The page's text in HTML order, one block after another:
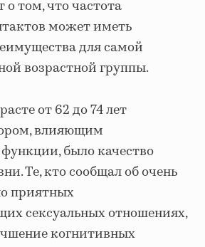
о том, что частота
может иметь
для самой
возрастной группы.
от 62 до 74 лет
влияющим
было качество
Те, кто сообщал об очень
приятных
сексуальных отношениях,
когнитивных